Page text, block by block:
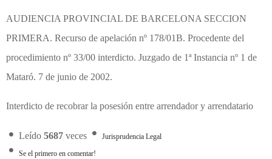
AUDIENCIA PROVINCIAL DE BARCELONA SECCION
PRIMERA. Recurso de apelación nº 178/01B. Procedente del
procedimiento nº 33/00 interdicto. Juzgado de 1ª Instancia nº 1 de
Mataró. 7 de junio de 2002.
Interdicto de recobrar la posesión entre arrendador y arrendatario
Leído 5687 veces
Jurisprudencia Legal
Se el primero en comentar!